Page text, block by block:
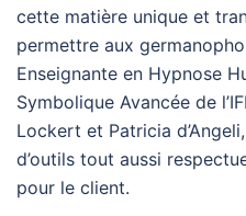
cette matière unique et
permettre aux
Enseignante en Hypnose
Symbolique Avancée de
Lockert et Patricia
d’outils tout aussi
pour le client.